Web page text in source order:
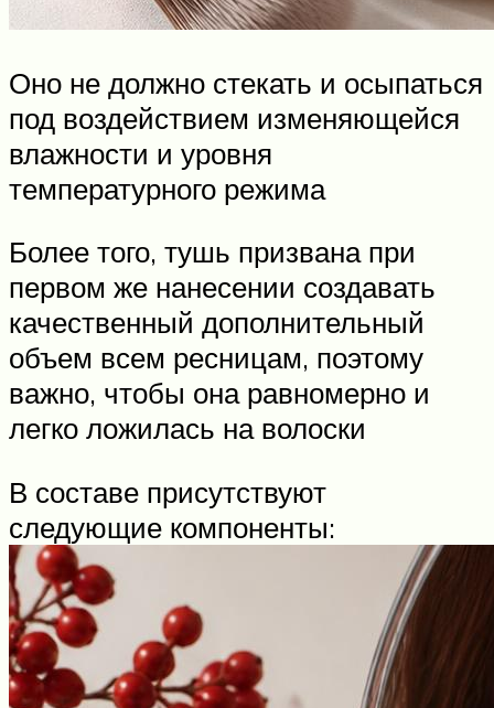
Оно не должно стекать и осыпаться
под воздействием изменяющейся
влажности и уровня
температурного режима
Более того, тушь призвана при
первом же нанесении создавать
качественный дополнительный
объем всем ресницам, поэтому
важно, чтобы она равномерно и
легко ложилась на волоски
В составе присутствуют
следующие компоненты: